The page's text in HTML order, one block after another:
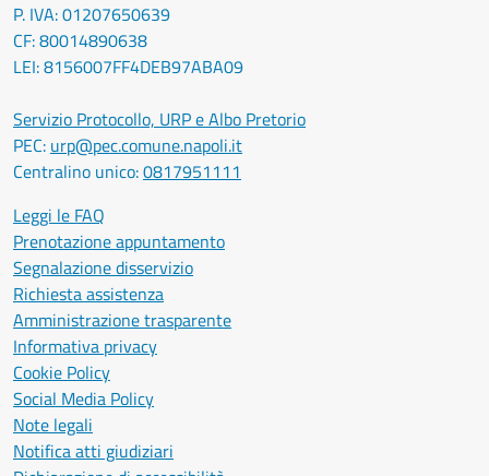
P. IVA: 01207650639
CF: 80014890638
LEI: 8156007FF4DEB97ABA09
Servizio Protocollo, URP e Albo Pretorio
PEC: urp@pec.comune.napoli.it
Centralino unico:0817951111
Leggi le FAQ
Prenotazione appuntamento
Segnalazione disservizio
Richiesta assistenza
Amministrazione trasparente
Informativa privacy
Cookie Policy
Social Media Policy
Note legali
Notifica atti giudiziari